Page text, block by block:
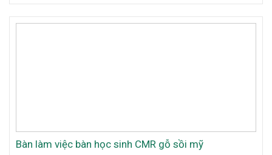
Bàn làm việc bàn học sinh CMR gỗ sồi mỹ